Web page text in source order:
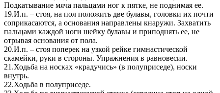
Подкатывание мяча пальцами ног к пятке, не поднимая ее.
19.И.п. – стоя, на пол положить две булавы, головки их почти
соприкасаются, а основания направлены кнаружи. Захватить
пальцами каждой ноги шейку булавы и приподнять ее, не
отрывая основания от пола.
20.И.п. – стоя поперек на узкой рейке гимнастической
скамейки, руки в стороны. Упражнения в равновесии.
21.Ходьба на носках «крадучись» (в полуприседе), носки
внутрь.
22.Ходьба в полуприседе.